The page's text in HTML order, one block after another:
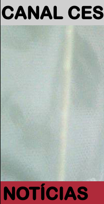
CANAL CES
NOTÍCIAS